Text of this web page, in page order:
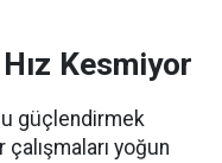
Kesmiyor
güçlendirmek
yoğun